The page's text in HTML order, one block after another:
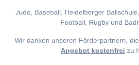
Judo, Baseball, Heidelberger
Football, Rugby und
Wir danken unseren Förderpartnern,
Angebot kostenfrei zu